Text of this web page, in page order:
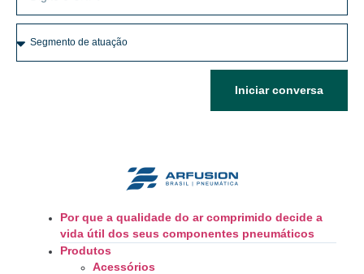
Iniciar conversa
Por que a qualidade do ar comprimido decide a
vida útil dos seus componentes pneumáticos
Produtos
Acessórios